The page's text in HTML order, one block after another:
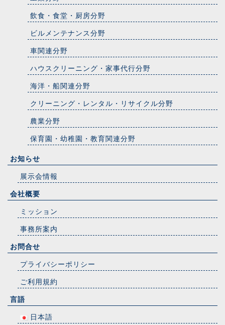
飲食・食堂・厨房分野
ビルメンテナンス分野
車関連分野
ハウスクリーニング・家事代行分野
海洋・船関連分野
クリーニング・レンタル・リサイクル分野
農業分野
保育園・幼稚園・教育関連分野
お知らせ
展示会情報
会社概要
ミッション
事務所案内
お問合せ
プライバシーポリシー
ご利用規約
言語
日本語